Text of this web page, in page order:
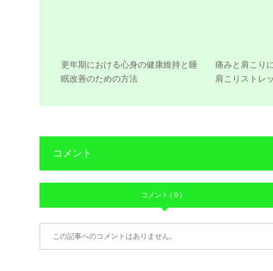
更年期における心身の健康維持と睡
眠改善のための方法
痛みと肩こり
肩こりストレ
コメント
コメント ( 0 )
この記事へのコメントはありません。